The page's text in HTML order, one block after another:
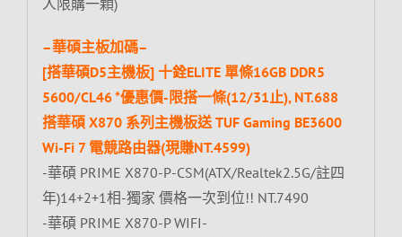
–華碩主板加碼–
[搭華碩D5主機板] 十銓ELITE 單條16GB DDR5
5600/CL46 *優惠價-限搭一條(12/31止), NT.688
搭華碩 X870 系列主機板送 TUF Gaming BE3600
Wi-Fi 7 電競路由器(現賺NT.4599)
-華碩 PRIME X870-P-CSM(ATX/Realtek2.5G/註四
年)14+2+1相-獨家 價格一次到位!! NT.7490
-華碩 PRIME X870-P WIFI-